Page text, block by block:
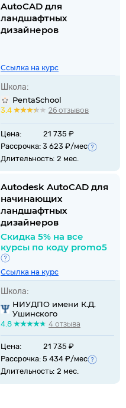
AutoCAD для
ландшафтных
дизайнеров
Ссылка на курс
Школа:
PentaSchool
3.4 26 отзывов
Цена:
21 735 ₽
Рассрочка: 3 623 ₽/мес
Длительность: 2 мес.
Autodesk AutoCAD для
начинающих
ландшафтных
дизайнеров
Cкидка 5% на все
курсы по коду promo5
Ссылка на курс
Школа:
НИУДПО имени К.Д.
Ушинского
4.8 4 отзыва
Цена:
21 735 ₽
Рассрочка: 5 434 ₽/мес
Длительность: 2 мес.